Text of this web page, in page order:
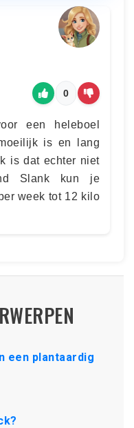
0
een heleboel
is en lang
is dat echter niet
Slank kun je
week tot 12 kilo
een plantaardig